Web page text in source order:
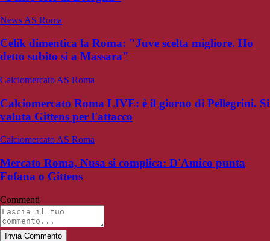
News AS Roma
Celik dimentica la Roma: "Juve scelta migliore. Ho
detto subito sì a Massara"
Calciomercato AS Roma
Calciomercato Roma LIVE: è il giorno di Pellegrini. Si
valuta Gittens per l'attacco
Calciomercato AS Roma
Mercato Roma, Nusa si complica: D'Amico punta
Fofana o Gittens
Commenti
Invia Commento